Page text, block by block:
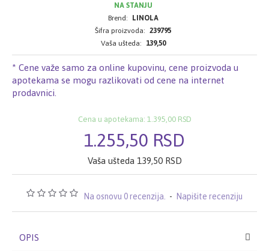
Na osnovu 0 recenzija. - Napišite recenziju
* Cene važe samo za online kupovinu, cene proizvoda u
apotekama se mogu razlikovati od cene na internet
prodavnici.
1.255,50 RSD
Cena u apotekama: 1.395,00 RSD
Vaša ušteda 139,50 RSD
NA STANJU
Brend:
LINOLA
Šifra proizvoda: 239795
Vaša ušteda:
139,50
OPIS